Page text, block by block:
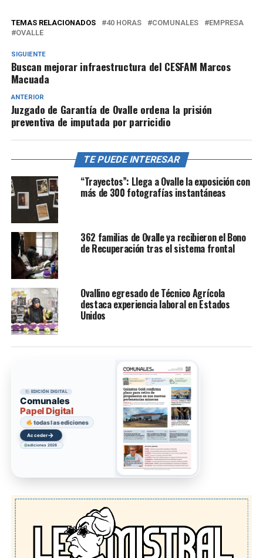
TEMAS RELACIONADOS 40 HORAS COMUNALES
EMPRESA
OVALLE
SIGUIENTE
Buscan mejorar infraestructura del CESFAM Marcos
Macuada
ANTERIOR
Juzgado de Garantía de Ovalle ordena la prisión
preventiva de imputada por parricidio
TE PUEDE INTERESAR
“Trayectos”: Llega a Ovalle la exposición con
más de 300 fotografías instantáneas
362 familias de Ovalle ya recibieron el Bono
de Recuperación tras el sistema frontal
Ovallino egresado de Técnico Agrícola
destaca experiencia laboral en Estados
Unidos
EDICIÓN DIGITAL
Comunales
Papel Digital
todas las ediciones
Acceder→
ediciones 2026